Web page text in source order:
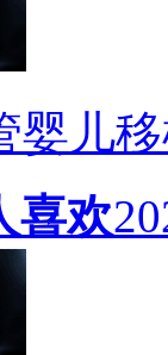
婴儿
喜欢